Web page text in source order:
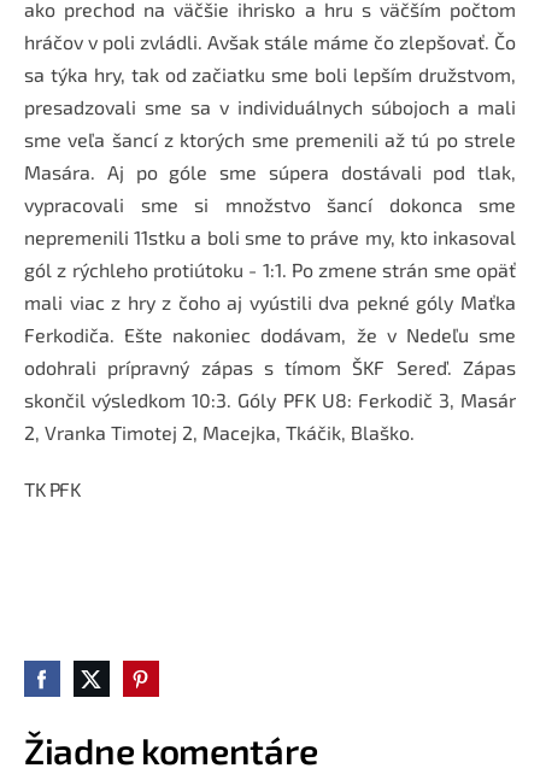
ako prechod na väčšie ihrisko a hru s väčším počtom
hráčov v poli zvládli. Avšak stále máme čo zlepšovať. Čo
sa týka hry, tak od začiatku sme boli lepším družstvom,
presadzovali sme sa v individuálnych súbojoch a mali
sme veľa šancí z ktorých sme premenili až tú po strele
Masára. Aj po góle sme súpera dostávali pod tlak,
vypracovali sme si množstvo šancí dokonca sme
nepremenili 11stku a boli sme to práve my, kto inkasoval
gól z rýchleho protiútoku - 1:1. Po zmene strán sme opäť
mali viac z hry z čoho aj vyústili dva pekné góly Maťka
Ferkodiča. Ešte nakoniec dodávam, že v Nedeľu sme
odohrali prípravný zápas s tímom ŠKF Sereď. Zápas
skončil výsledkom 10:3. Góly PFK U8: Ferkodič 3, Masár
2, Vranka Timotej 2, Macejka, Tkáčik, Blaško.
TK PFK
Žiadne komentáre